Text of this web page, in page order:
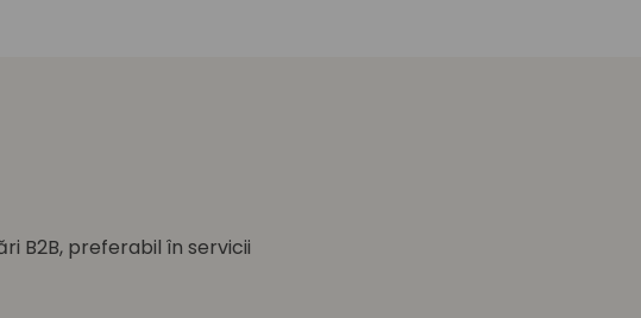
B2B, preferabil în servicii